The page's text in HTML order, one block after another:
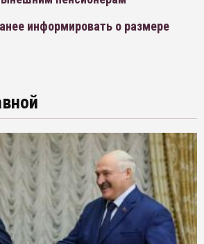
информировать о размере